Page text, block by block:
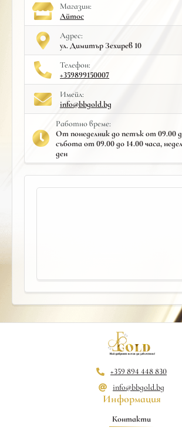
Mагазин:
Айтос
Адрес:
ул. Димитър Зехирев 10
Телефон:
+359899150007
Имейл:
info@bbgold.bg
Работно време:
От понеделник до петък от 09.00
събота от 09.00 до 14.00 часа,
ден
+359 894 448 830
info@bbgold.bg
Информация
Контакти